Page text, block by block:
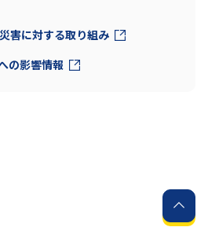
害に対する取り組み
の影響情報